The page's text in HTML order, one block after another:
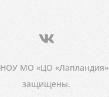
МО «ЦО
защищены.